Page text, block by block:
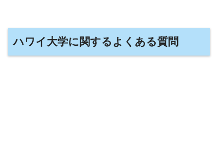
ハワイ大学に関するよくある質問